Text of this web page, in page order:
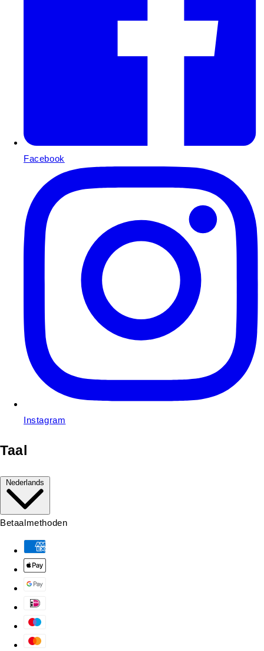
Facebook
Instagram
Taal
Nederlands
Betaalmethoden